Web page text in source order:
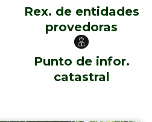
Rex. de entidades
provedoras
Punto de infor.
catastral